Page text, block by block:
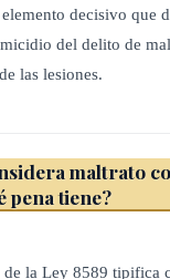
la persona que, en el
la denuncia formal
decisivo que
del delito de
las lesiones.
maltrato
pena tiene?
de la Ley 8589 tipifica